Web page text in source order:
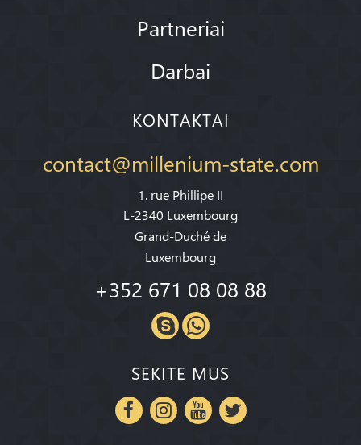
Partneriai
Darbai
KONTAKTAI
contact@millenium-state.com
1. rue Phillipe II
L-2340 Luxembourg
Grand-Duché de
Luxembourg
+352 671 08 08 88
SEKITE MUS